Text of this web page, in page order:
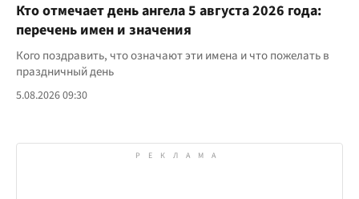
Кто отмечает день ангела 5 августа 2026 года:
перечень имен и значения
Кого поздравить, что означают эти имена и что пожелать в
праздничный день
5.08.2026 09:30